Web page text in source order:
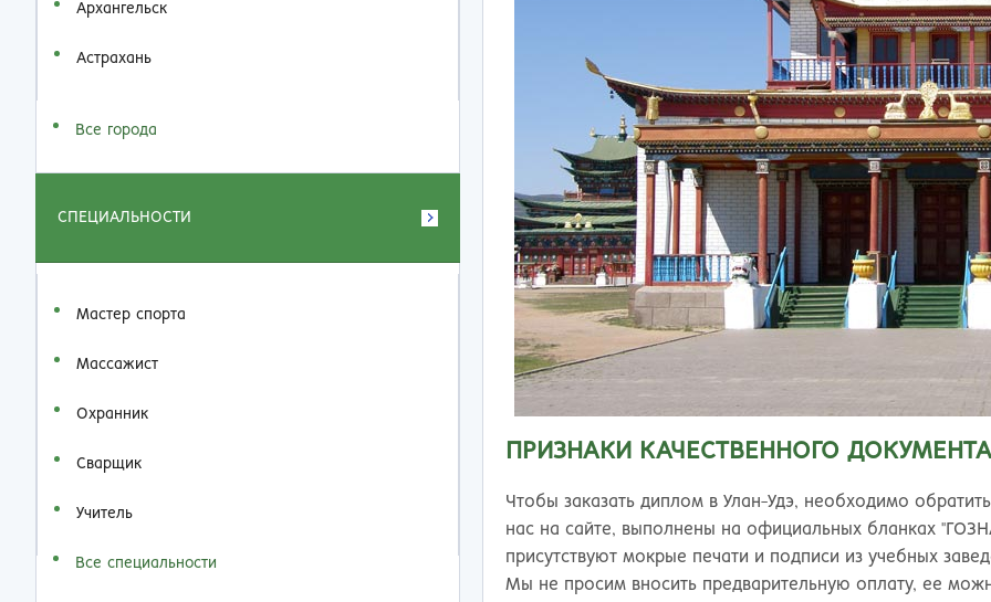
Архангельск
Астрахань
Все города
СПЕЦИАЛЬНОСТИ
Мастер спорта
Массажист
Охранник
Сварщик
Учитель
Все специальности
ПРИЗНАКИ КАЧЕСТВЕННОГО ДОКУМЕНТА
Чтобы заказать диплом в Улан-Удэ, необходимо
нас на сайте, выполнены на официальных бланках
присутствуют мокрые печати и подписи из учебных
Мы не просим вносить предварительную оплату, ее